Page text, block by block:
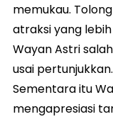
memukau.
atraksi yang
Wayan Astri
usai pertunjukkan.
Sementara itu
mengapresiasi